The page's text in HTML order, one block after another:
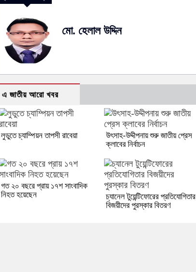
মো. হেলাল উদ্দিন
এ জাতীয় আরো খবর
লুডুতে চ্যাম্পিয়ন তাপসী রাবেয়া
উৎসাহ-উদ্দীপনায় শুরু জাতীয় প্রেস
ক্লাবের নির্বাচন
গত ২০ বছরে প্রায় ১৭শ সাংবাদিক
নিহত হয়েছেন
চ্যানেল টুয়েন্টিফোরের প্রতিযোগিতার
বিজয়ীদের পুরস্কার বিতরণ